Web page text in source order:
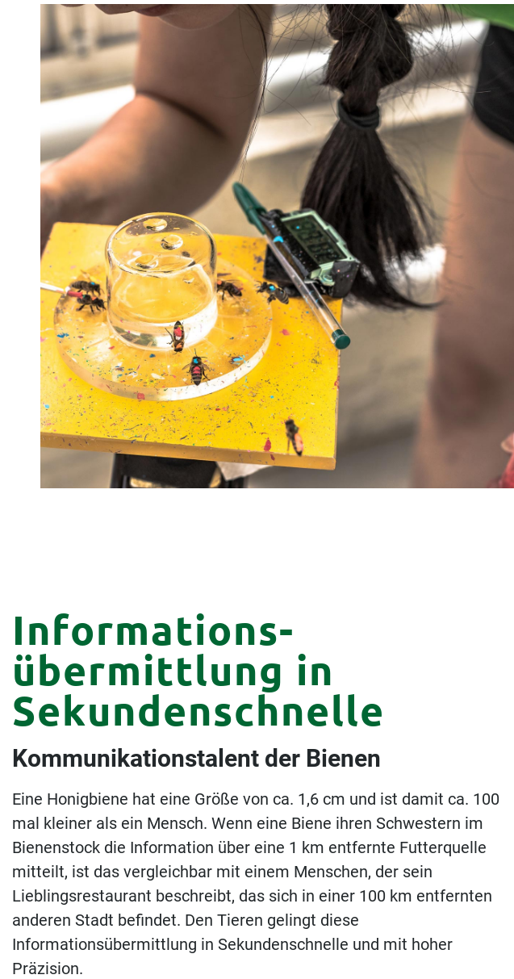
Informations­
übermittlung in
Sekunden­schnelle
Kommunikations­talent der Bienen
Eine Honigbiene hat eine Größe von ca. 1,6 cm und ist damit ca. 100
mal kleiner als ein Mensch. Wenn eine Biene ihren Schwestern im
Bienenstock die Information über eine 1 km entfernte Futterquelle
mitteilt, ist das vergleichbar mit einem Menschen, der sein
Lieblingsrestaurant beschreibt, das sich in einer 100 km entfernten
anderen Stadt befindet. Den Tieren gelingt diese
Informationsübermittlung in Sekundenschnelle und mit hoher
Präzision.
Regional.
Geschmackvoll.
Klimaschonend.